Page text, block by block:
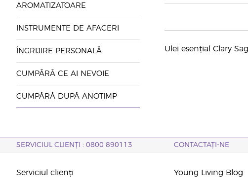
AROMATIZATOARE
INSTRUMENTE DE AFACERI
ÎNGRIJIRE PERSONALĂ
CUMPĂRĂ CE AI NEVOIE
CUMPĂRĂ DUPĂ ANOTIMP
Ulei esențial Clary
SERVICIUL CLIENȚI : 0800 890113 CONTACTAȚI-NE
Serviciul clienți Young Living Blog